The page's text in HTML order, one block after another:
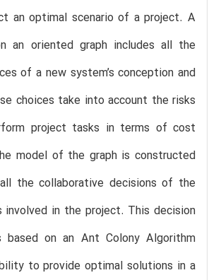
an optimal scenario of a project. A
an oriented graph includes all the
of a new system’s conception and
choices take into account the risks
project tasks in terms of cost
model of the graph is constructed
the collaborative decisions of the
in the project. This decision
on an Ant Colony Algorithm
to provide optimal solutions in a